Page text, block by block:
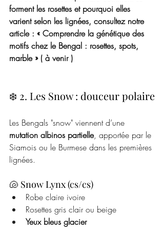
forment les rosettes et pourquoi elles
varient selon les lignées, consultez notre
article : « Comprendre la génétique des
motifs chez le Bengal : rosettes, spots,
marble » ( à venir )
❄️ 2. Les Snow : douceur polaire
Les Bengals "snow" viennent d’une
mutation albinos partielle, apportée par le
Siamois ou le Burmese dans les premières
lignées.
🐚 Snow Lynx (cs/cs)
Robe claire ivoire
Rosettes gris clair ou beige
Yeux bleus glacier